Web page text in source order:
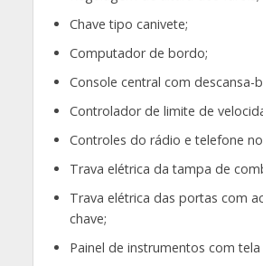
Chave tipo canivete;
Computador de bordo;
Console central com descansa-
Controlador de limite de
Controles do rádio e telefone
Trava elétrica da tampa de
Trava elétrica das portas com
chave;
Painel de instrumentos com tela